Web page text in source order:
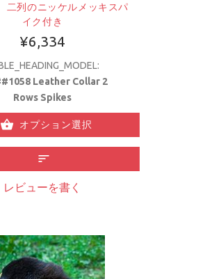
列のニッケルメッキスパ
イク付き
¥6,334
Leather Collar 2
Rows Spikes
オプション選択
レビューを書く